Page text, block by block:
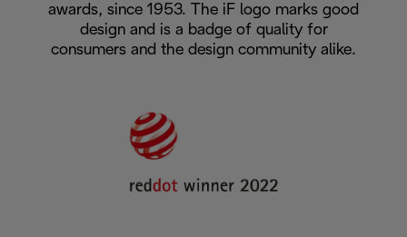
awards, since 1953. The iF logo marks good
design and is a badge of quality for
consumers and the design community alike.